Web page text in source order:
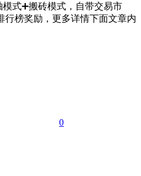
式➕搬砖模式，自带交易市
行榜奖励，更多详情下面文章内
0